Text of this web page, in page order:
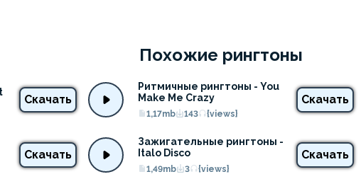
Похожие рингтоны
Скачать
Ритмичные рингтоны - You
Make Me Crazy
1,17mb 143 {views}
Скачать
Скачать
Зажигательные рингтоны -
Italo Disco
1,49mb 3 {views}
Скачать